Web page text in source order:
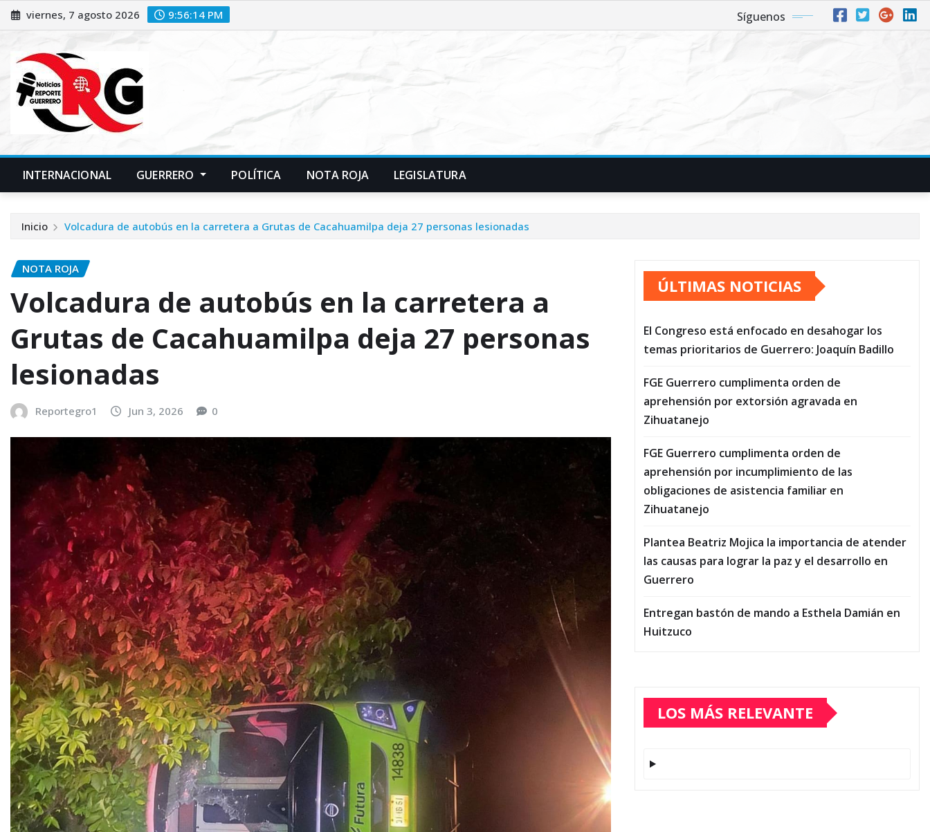
Saltar
al
viernes, 7 agosto 2026 9:56:16 PM Síguenos
INTERNACIONAL GUERRERO POLÍTICA NOTA ROJA LEGISLATURA
Inicio Volcadura de autobús en la carretera a Grutas de Cacahuamilpa deja 27 personas lesionadas
NOTA ROJA
Volcadura de autobús en la carretera a
Grutas de Cacahuamilpa deja 27 personas
lesionadas
Reportegro1 Jun 3, 2026 0
ÚLTIMAS NOTICIAS
El Congreso está enfocado en desahogar los
temas prioritarios de Guerrero: Joaquín Badillo
FGE Guerrero cumplimenta orden de
aprehensión por extorsión agravada en
Zihuatanejo
FGE Guerrero cumplimenta orden de
aprehensión por incumplimiento de las
obligaciones de asistencia familiar en
Zihuatanejo
Plantea Beatriz Mojica la importancia de atender
las causas para lograr la paz y el desarrollo en
Guerrero
Entregan bastón de mando a Esthela Damián en
Huitzuco
LOS MÁS RELEVANTE